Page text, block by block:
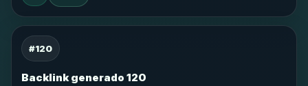
#120
Backlink generado 120